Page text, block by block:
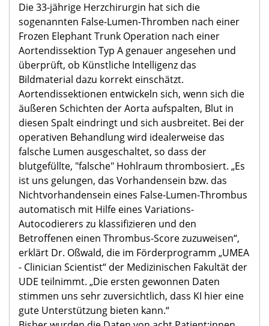
Die 33-jährige Herzchirurgin hat sich die
sogenannten False-Lumen-Thromben nach einer
Frozen Elephant Trunk Operation nach einer
Aortendissektion Typ A genauer angesehen und
überprüft, ob Künstliche Intelligenz das
Bildmaterial dazu korrekt einschätzt.
Aortendissektionen entwickeln sich, wenn sich die
äußeren Schichten der Aorta aufspalten, Blut in
diesen Spalt eindringt und sich ausbreitet. Bei der
operativen Behandlung wird idealerweise das
falsche Lumen ausgeschaltet, so dass der
blutgefüllte, "falsche" Hohlraum thrombosiert. „Es
ist uns gelungen, das Vorhandensein bzw. das
Nichtvorhandensein eines False-Lumen-Thrombus
automatisch mit Hilfe eines Variations-
Autocodierers zu klassifizieren und den
Betroffenen einen Thrombus-Score zuzuweisen“,
erklärt Dr. Oßwald, die im Förderprogramm „UMEA
- Clinician Scientist“ der Medizinischen Fakultät der
UDE teilnimmt. „Die ersten gewonnen Daten
stimmen uns sehr zuversichtlich, dass KI hier eine
gute Unterstützung bieten kann.“